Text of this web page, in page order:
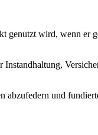
genutzt wird, wenn er
abzufedern und